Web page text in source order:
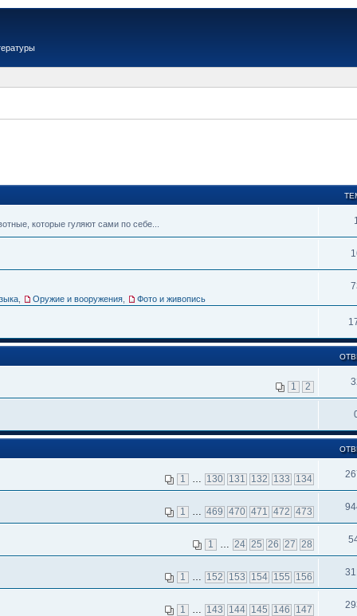
которые гуляют сами по себе... 1
Оружие и вооружения Фото и живопись
1 2
1 130 131 132 133 134
1 469 470 471 472 473
1 24 25 26 27 28
1 152 153 154 155 156
1 143 144 145 146 147